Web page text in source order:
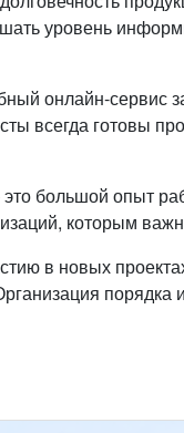
уровень
онлайн-сервис
всегда готовы
опыт
которым
в новых
порядка и